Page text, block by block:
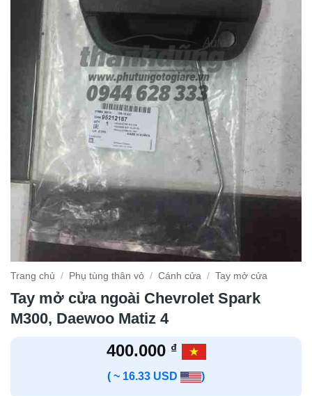
Trang chủ / Phụ tùng thân vỏ / Cánh cửa / Tay mở cửa
Tay mở cửa ngoài Chevrolet Spark
M300, Daewoo Matiz 4
400.000 ₫
( ~ 16.33 USD )